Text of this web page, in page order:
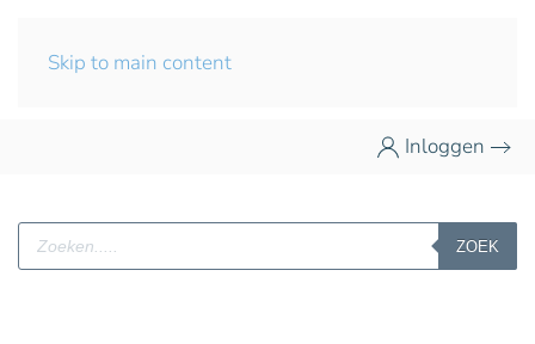
Skip to main content
Inloggen
Producten
zoeken
ZOEK